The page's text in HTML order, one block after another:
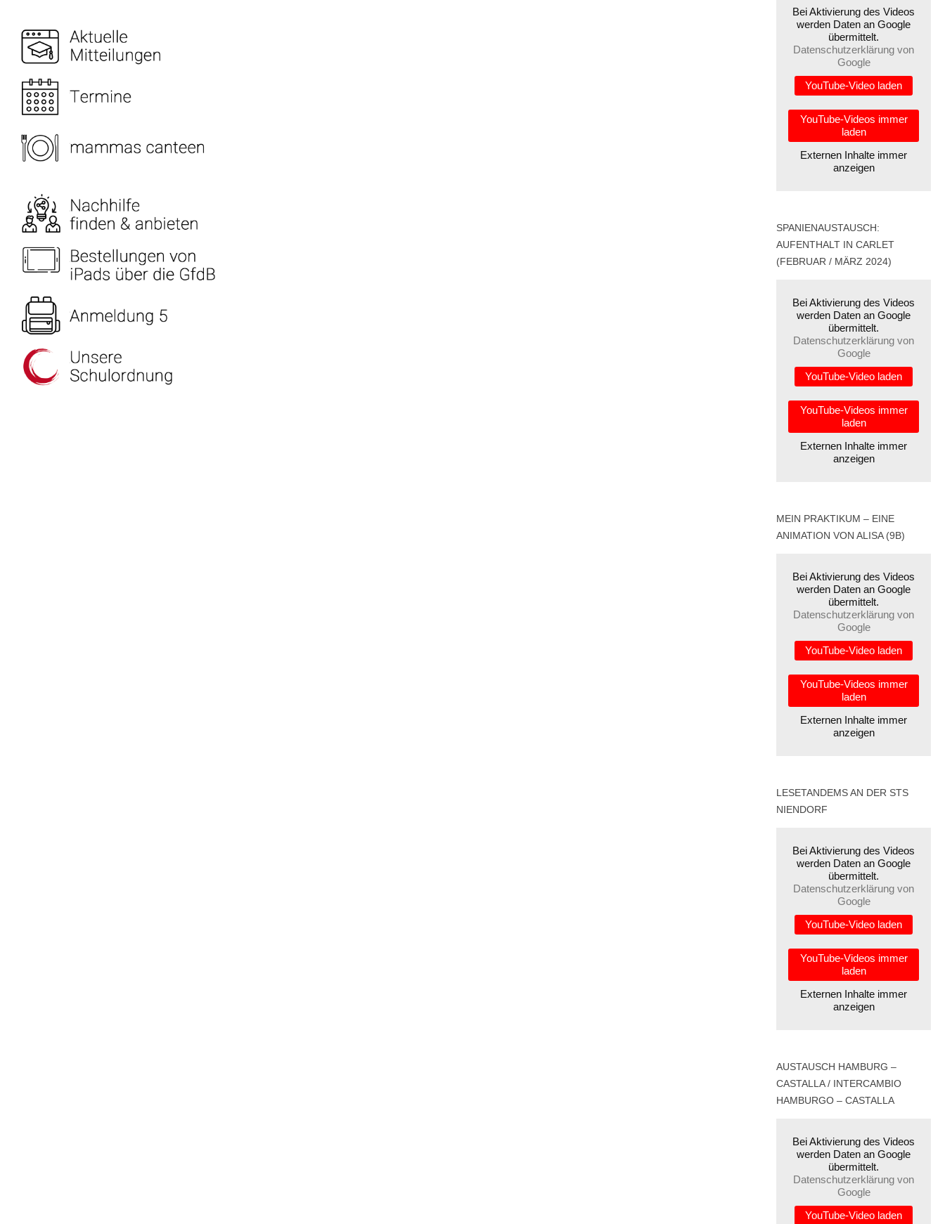
Bei Aktivierung des Videos
werden Daten an Google
übermittelt.
Datenschutzerklärung von
Google
YouTube-Video laden
YouTube-Videos immer
laden
Externen Inhalte immer
anzeigen
SPANIENAUSTAUSCH:
AUFENTHALT IN CARLET
(FEBRUAR / MÄRZ 2024)
Bei Aktivierung des Videos
werden Daten an Google
übermittelt.
Datenschutzerklärung von
Google
YouTube-Video laden
YouTube-Videos immer
laden
Externen Inhalte immer
anzeigen
MEIN PRAKTIKUM – EINE
ANIMATION VON ALISA (9B)
Bei Aktivierung des Videos
werden Daten an Google
übermittelt.
Datenschutzerklärung von
Google
YouTube-Video laden
YouTube-Videos immer
laden
Externen Inhalte immer
anzeigen
LESETANDEMS AN DER STS
NIENDORF
Bei Aktivierung des Videos
werden Daten an Google
übermittelt.
Datenschutzerklärung von
Google
YouTube-Video laden
YouTube-Videos immer
laden
Externen Inhalte immer
anzeigen
AUSTAUSCH HAMBURG –
CASTALLA / INTERCAMBIO
HAMBURGO – CASTALLA
Bei Aktivierung des Videos
werden Daten an Google
übermittelt.
Datenschutzerklärung von
Google
YouTube-Video laden